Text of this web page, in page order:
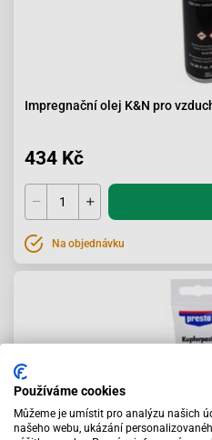
Impregnační olej K&N pro
434 Kč
Na objednávku
Používáme cookies
Můžeme je umístit pro analýzu našich
našeho webu, ukázání